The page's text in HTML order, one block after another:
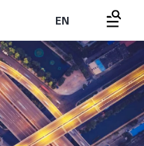
EN